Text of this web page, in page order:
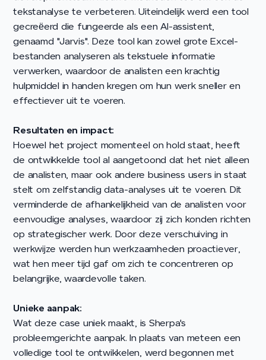
tekstanalyse te verbeteren. Uiteindelijk werd een tool
gecreëerd die fungeerde als een AI-assistent,
genaamd "Jarvis". Deze tool kan zowel grote Excel-
bestanden analyseren als tekstuele informatie
verwerken, waardoor de analisten een krachtig
hulpmiddel in handen kregen om hun werk sneller en
effectiever uit te voeren.
Resultaten en impact:
Hoewel het project momenteel on hold staat, heeft
de ontwikkelde tool al aangetoond dat het niet alleen
de analisten, maar ook andere business users in staat
stelt om zelfstandig data-analyses uit te voeren. Dit
verminderde de afhankelijkheid van de analisten voor
eenvoudige analyses, waardoor zij zich konden richten
op strategischer werk. Door deze verschuiving in
werkwijze werden hun werkzaamheden proactiever,
wat hen meer tijd gaf om zich te concentreren op
belangrijke, waardevolle taken.
Unieke aanpak:
Wat deze case uniek maakt, is Sherpa's
probleemgerichte aanpak. In plaats van meteen een
volledige tool te ontwikkelen, werd begonnen met